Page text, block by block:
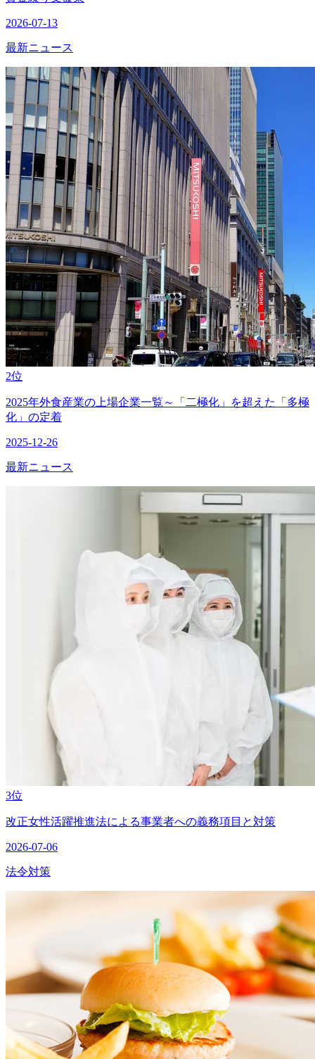
2026-07-13
最新ニュース
2位
2025年外食産業の上場企業一覧～「二極化」を超えた「多極
化」の定着
2025-12-26
最新ニュース
3位
改正女性活躍推進法による事業者への義務項目と対策
2026-07-06
法令対策